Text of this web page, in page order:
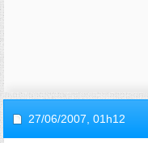
27/06/2007, 01h12